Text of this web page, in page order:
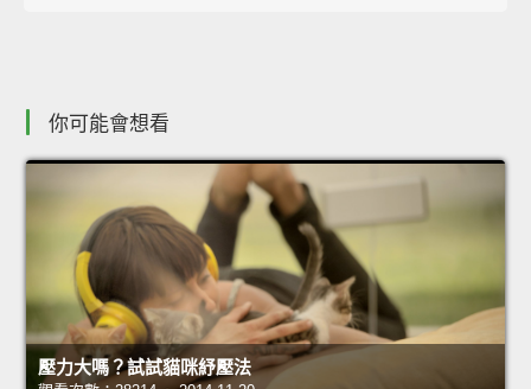
你可能會想看
壓力大嗎？試試貓咪紓壓法